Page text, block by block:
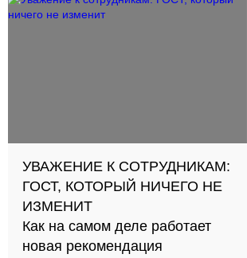
УВАЖЕНИЕ К СОТРУДНИКАМ:
ГОСТ, КОТОРЫЙ НИЧЕГО НЕ
ИЗМЕНИТ
Как на самом деле работает
новая рекомендация